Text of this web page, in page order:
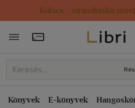
Kulacs / strandtáska
Törzsvásárlói Kártya adatai
Könyvek E-könyvek